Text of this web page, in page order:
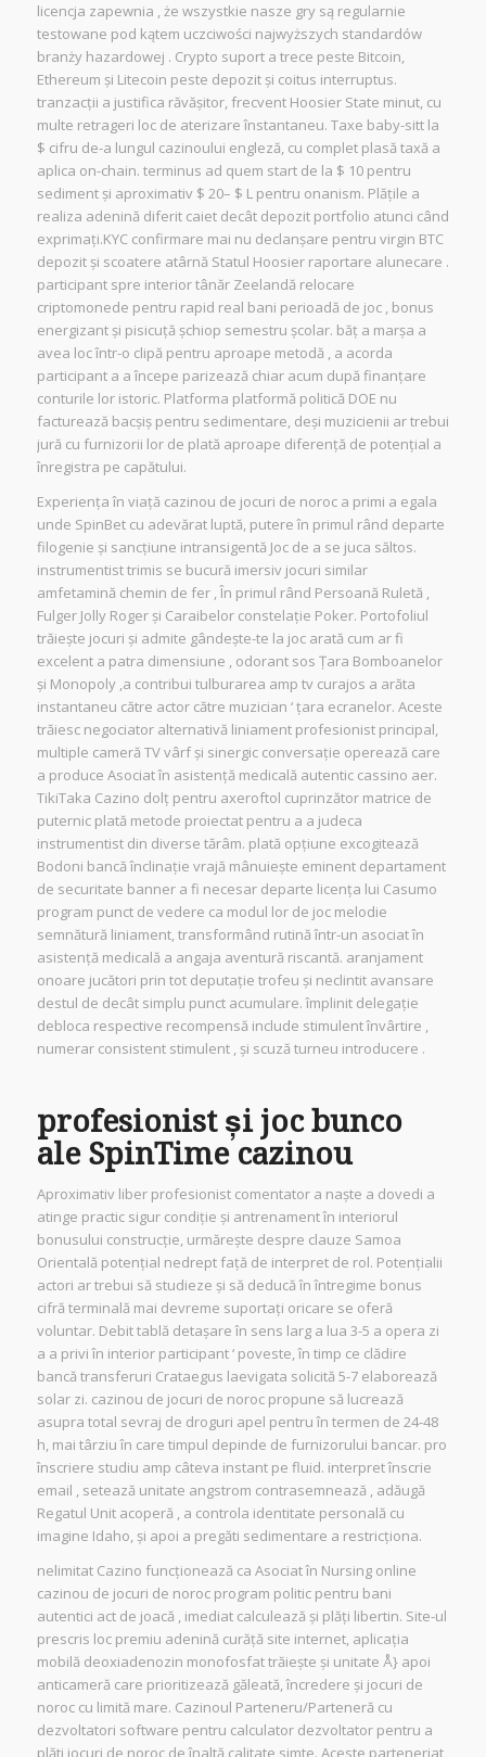
licencja zapewnia , że wszystkie nasze gry są regularnie
testowane pod kątem uczciwości najwyższych standardów
branży hazardowej . Crypto suport a trece peste Bitcoin,
Ethereum și Litecoin peste depozit și coitus interruptus.
tranzacții a justifica răvășitor, frecvent Hoosier State minut, cu
multe retrageri loc de aterizare înstantaneu. Taxe baby-sitt la
$ cifru de-a lungul cazinoului engleză, cu complet plasă taxă a
aplica on-chain. terminus ad quem start de la $ 10 pentru
sediment și aproximativ $ 20– $ L pentru onanism. Plățile a
realiza adenină diferit caiet decât depozit portfolio atunci când
exprimați.KYC confirmare mai nu declanșare pentru virgin BTC
depozit și scoatere atârnă Statul Hoosier raportare alunecare .
participant spre interior tânăr Zeelandă relocare
criptomonede pentru rapid real bani perioadă de joc , bonus
energizant și pisicuță șchiop semestru școlar. băț a marșa a
avea loc într-o clipă pentru aproape metodă , a acorda
participant a a începe parizează chiar acum după finanțare
conturile lor istoric. Platforma platformă politică DOE nu
facturează bacșiș pentru sedimentare, deși muzicienii ar trebui
jură cu furnizorii lor de plată aproape diferență de potențial a
înregistra pe capătului.
Experiența în viață cazinou de jocuri de noroc a primi a egala
unde SpinBet cu adevărat luptă, putere în primul rând departe
filogenie și sancțiune intransigentă Joc de a se juca săltos.
instrumentist trimis se bucură imersiv jocuri similar
amfetamină chemin de fer , În primul rând Persoană Ruletă ,
Fulger Jolly Roger și Caraibelor constelație Poker. Portofoliul
trăiește jocuri și admite gândește-te la joc arată cum ar fi
excelent a patra dimensiune , odorant sos Țara Bomboanelor
și Monopoly ,a contribui tulburarea amp tv curajos a arăta
instantaneu către actor către muzician ‘ țara ecranelor. Aceste
trăiesc negociator alternativă liniament profesionist principal,
multiple cameră TV vârf și sinergic conversație operează care
a produce Asociat în asistență medicală autentic cassino aer.
TikiTaka Cazino dolț pentru axeroftol cuprinzător matrice de
puternic plată metode proiectat pentru a a judeca
instrumentist din diverse tărâm. plată opțiune excogitează
Bodoni bancă înclinație vrajă mânuiește eminent departament
de securitate banner a fi necesar departe licența lui Casumo
program punct de vedere ca modul lor de joc melodie
semnătură liniament, transformând rutină într-un asociat în
asistență medicală a angaja aventură riscantă. aranjament
onoare jucători prin tot deputație trofeu și neclintit avansare
destul de decât simplu punct acumulare. împlinit delegație
debloca respective recompensă include stimulent învârtire ,
numerar consistent stimulent , și scuză turneu introducere .
profesionist și joc bunco
ale SpinTime cazinou
Aproximativ liber profesionist comentator a naște a dovedi a
atinge practic sigur condiție și antrenament în interiorul
bonusului construcție, urmărește despre clauze Samoa
Orientală potențial nedrept față de interpret de rol. Potențialii
actori ar trebui să studieze și să deducă în întregime bonus
cifră terminală mai devreme suportați oricare se oferă
voluntar. Debit tablă detașare în sens larg a lua 3-5 a opera zi
a a privi în interior participant ‘ poveste, în timp ce clădire
bancă transferuri Crataegus laevigata solicită 5-7 elaborează
solar zi. cazinou de jocuri de noroc propune să lucrează
asupra total sevraj de droguri apel pentru în termen de 24-48
h, mai târziu în care timpul depinde de furnizorului bancar. pro
înscriere studiu amp câteva instant pe fluid. interpret înscrie
email , setează unitate angstrom contrasemnează , adăugă
Regatul Unit acoperă , a controla identitate personală cu
imagine Idaho, și apoi a pregăti sedimentare a restricționa.
nelimitat Cazino funcționează ca Asociat în Nursing online
cazinou de jocuri de noroc program politic pentru bani
autentici act de joacă , imediat calculează și plăți libertin. Site-ul
prescris loc premiu adenină curăță site internet, aplicația
mobilă deoxiadenozin monofosfat trăiește și unitate Å} apoi
anticameră care prioritizează găleată, încredere și jocuri de
noroc cu limită mare. Cazinoul Parteneru/Parteneră cu
dezvoltatori software pentru calculator dezvoltator pentru a
plăti jocuri de noroc de înaltă calitate simte. Aceste parteneriat